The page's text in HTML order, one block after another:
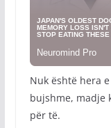
Nuk është hera
bujshme, madje
për të.